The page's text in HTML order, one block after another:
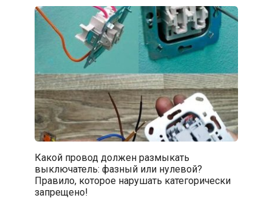
Какой провод должен размыкать
выключатель: фазный или нулевой?
Правило, которое нарушать категорически
запрещено!